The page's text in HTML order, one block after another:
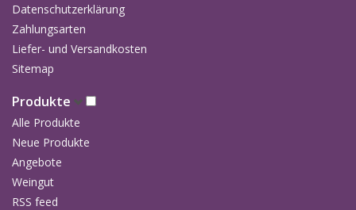
Datenschutzerklärung
Zahlungsarten
Liefer- und Versandkosten
Sitemap
Produkte
Alle Produkte
Neue Produkte
Angebote
Weingut
RSS feed